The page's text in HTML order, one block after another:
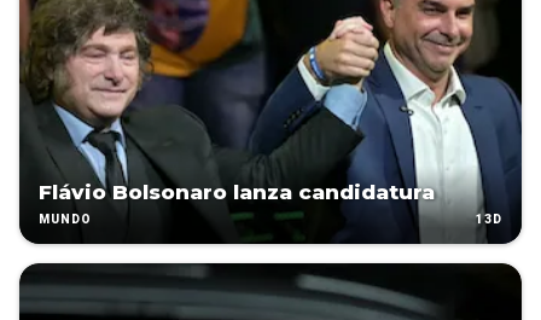
Flávio Bolsonaro lanza candidatura
MUNDO 13D